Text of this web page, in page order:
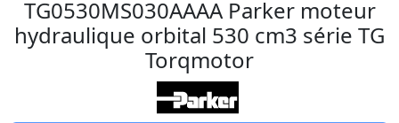
TG0530MS030AAAA Parker moteur
hydraulique orbital 530 cm3 série TG
Torqmotor